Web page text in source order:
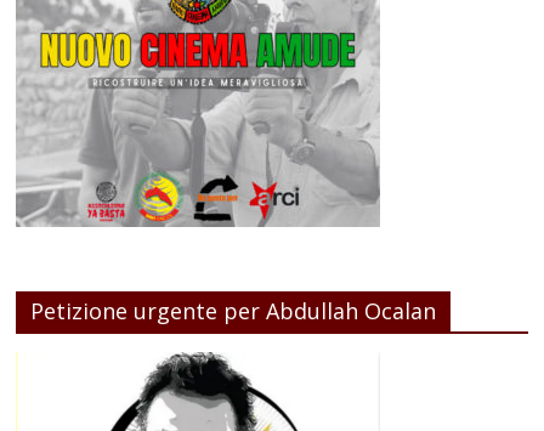
Petizione urgente per Abdullah Ocalan